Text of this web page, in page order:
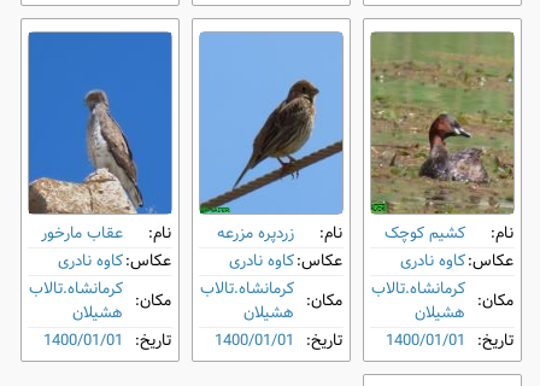
نام:
کشیم کوچک
عکاس:کاوه نادری
مکان: کرمانشاه.تالاب
هشیلان
تاریخ: 1400/01/01
نام:
زردپره مزرعه
عکاس:کاوه نادری
مکان: کرمانشاه.تالاب
هشیلان
تاریخ: 1400/01/01
نام:
عقاب مارخور
عکاس:کاوه نادری
مکان: کرمانشاه.تالاب
هشیلان
تاریخ: 1400/01/01